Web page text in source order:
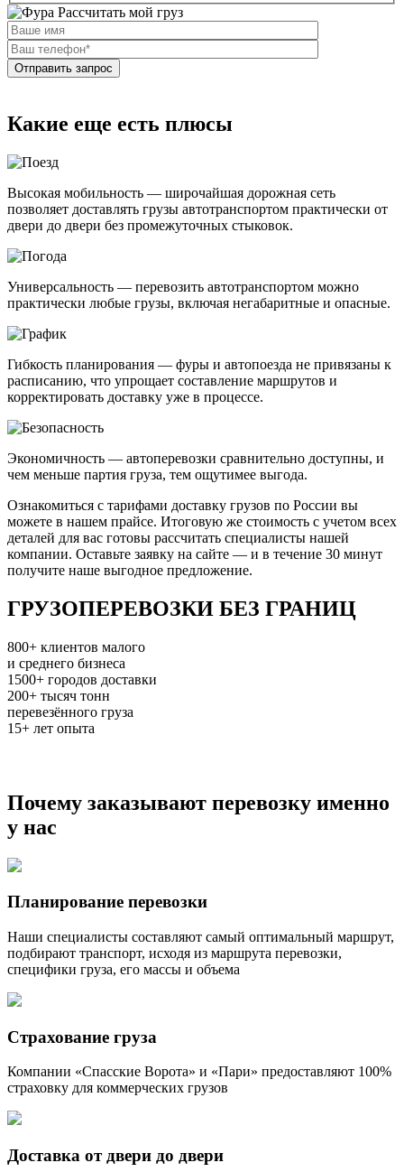
Рассчитать мой груз
Какие еще есть плюсы
Высокая мобильность — широчайшая дорожная сеть
позволяет доставлять грузы автотранспортом практически от
двери до двери без промежуточных стыковок.
Универсальность — перевозить автотранспортом можно
практически любые грузы, включая негабаритные и опасные.
Гибкость планирования — фуры и автопоезда не привязаны к
расписанию, что упрощает составление маршрутов и
корректировать доставку уже в процессе.
Экономичность — автоперевозки сравнительно доступны, и
чем меньше партия груза, тем ощутимее выгода.
Ознакомиться с тарифами доставку грузов по России вы
можете в нашем прайсе. Итоговую же стоимость с учетом всех
деталей для вас готовы рассчитать специалисты нашей
компании. Оставьте заявку на сайте — и в течение 30 минут
получите наше выгодное предложение.
ГРУЗОПЕРЕВОЗКИ БЕЗ ГРАНИЦ
800+ клиентов малого
и среднего бизнеса
1500+ городов доставки
200+ тысяч тонн
перевезённого груза
15+ лет опыта
Почему заказывают перевозку именно
у нас
Планирование перевозки
Наши специалисты составляют самый оптимальный маршрут,
подбирают транспорт, исходя из маршрута перевозки,
специфики груза, его массы и объема
Страхование груза
Компании «Спасские Ворота» и «Пари» предоставляют 100%
страховку для коммерческих грузов
Доставка от двери до двери